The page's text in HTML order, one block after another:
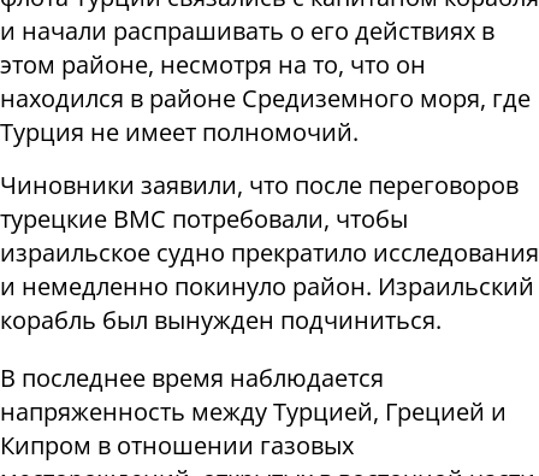
и начали распрашивать о его действиях в
этом районе, несмотря на то, что он
находился в районе Средиземного моря, где
Турция не имеет полномочий.
Чиновники заявили, что после переговоров
турецкие ВМС потребовали, чтобы
израильское судно прекратило исследования
и немедленно покинуло район. Израильский
корабль был вынужден подчиниться.
В последнее время наблюдается
напряженность между Турцией, Грецией и
Кипром в отношении газовых